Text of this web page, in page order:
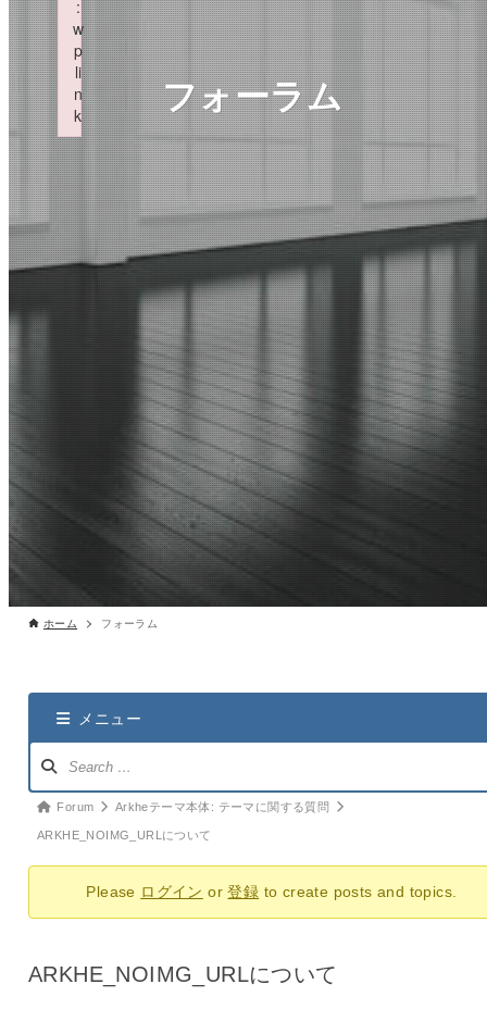
フォーラム
ホーム フォーラム
メニュー
ゲ
ー
パ
ン
ナ
Forum Arkheテーマ本体: テーマに関する質問
ARKHE_NOIMG_URLについて
Please ログイン or登録 to create posts and topics.
ARKHE_NOIMG_URLについて
:
w
p
li
n
k
Failed to initialize plugin: wplink